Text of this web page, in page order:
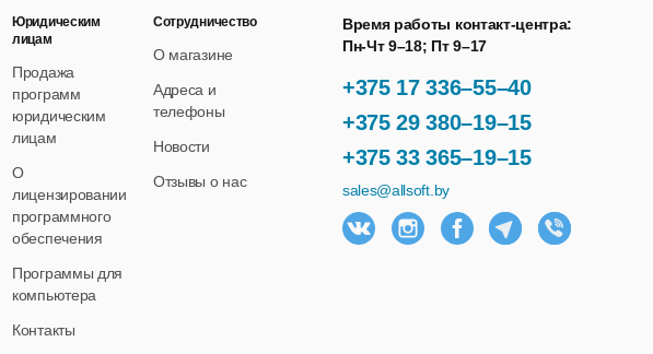
+375 17 336–55–40
+375 29 380–19–15
+375 33 365–19–15
Время работы контакт-центра:
Пн-Чт 9–18; Пт 9–17
sales@allsoft.by
Юридическим
лицам
Продажа
программ
юридическим
лицам
О
лицензировании
программного
обеспечения
Программы для
компьютера
Контакты
Сотрудничество
О магазине
Адреса и
телефоны
Новости
Отзывы о нас